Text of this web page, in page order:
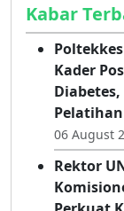
Kabar
Kader
06 August